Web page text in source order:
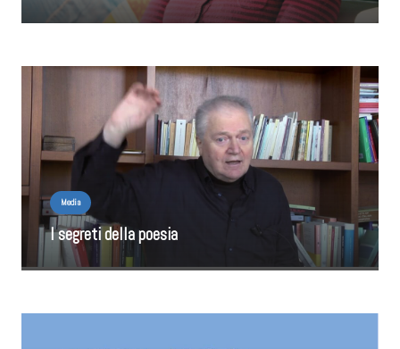
Media
I segreti della poesia